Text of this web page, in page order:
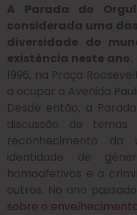
A Parada do
considerada uma
diversidade do
existência neste ano.
1996, na Praça
a ocupar a Avenida
Desde então, a
discussão de
reconhecimento
identidade de
homoafetivos e a
outros. No ano
sobre o